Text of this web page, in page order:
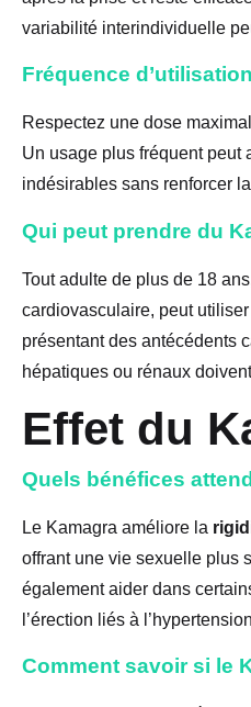
variabilité interindividuelle
Fréquence d’utilisation
Respectez une dose
Un usage plus fréquent peut
indésirables sans renforcer
Qui peut prendre du
Tout adulte de plus de 18
cardiovasculaire, peut
présentant des antécédents
hépatiques ou rénaux
Effet du
Quels bénéfices
Le Kamagra améliore la
offrant une vie sexuelle plus
également aider dans
l’érection liés à
Comment savoir si le